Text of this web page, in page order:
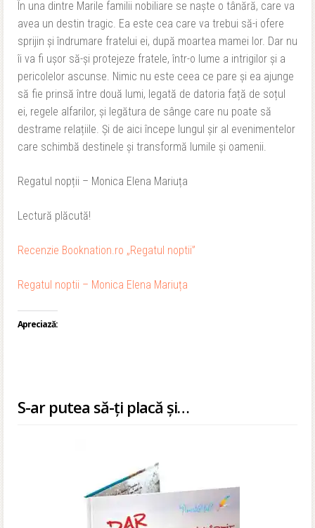
În una dintre Marile familii nobiliare se naște o tânără, care va
avea un destin tragic. Ea este cea care va trebui să-i ofere
sprijin și îndrumare fratelui ei, după moartea mamei lor. Dar nu
îi va fi ușor să-și protejeze fratele, într-o lume a intrigilor și a
pericolelor ascunse. Nimic nu este ceea ce pare și ea ajunge
să fie prinsă între două lumi, legată de datoria față de soțul
ei, regele alfarilor, și legătura de sânge care nu poate să
destrame relațiile. Și de aici începe lungul șir al evenimentelor
care schimbă destinele și transformă lumile și oamenii.
Regatul nopții – Monica Elena Mariuța
Lectură plăcută!
Recenzie Booknation.ro „Regatul noptii”
Regatul noptii – Monica Elena Mariuța
Apreciază:
S-ar putea să-ți placă și…